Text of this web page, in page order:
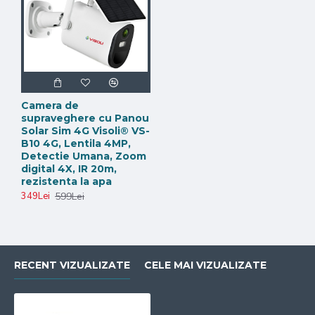
Comunicare bi-directionala
Datorita microfonului si difuzorului de calitate puteti
Camera de
supraveghere cu Panou
Solar Sim 4G Visoli® VS-
B10 4G, Lentila 4MP,
Detectie Umana, Zoom
digital 4X, IR 20m,
rezistenta la apa
349Lei 599Lei
RECENT VIZUALIZATE CELE MAI VIZUALIZATE